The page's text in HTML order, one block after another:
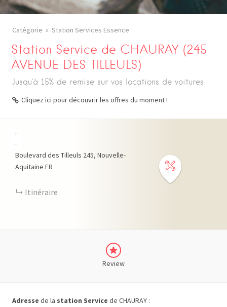
Catégorie Station Services Essence
Station Service de CHAURAY (245
AVENUE DES TILLEULS)
Jusqu'à 15% de remise sur vos locations de voitures
Cliquez ici pour découvrir les offres du moment !
Boulevard des Tilleuls 245 Nouvelle-
Aquitaine FR
Itinéraire
Review
Adresse de la station Service de CHAURAY :